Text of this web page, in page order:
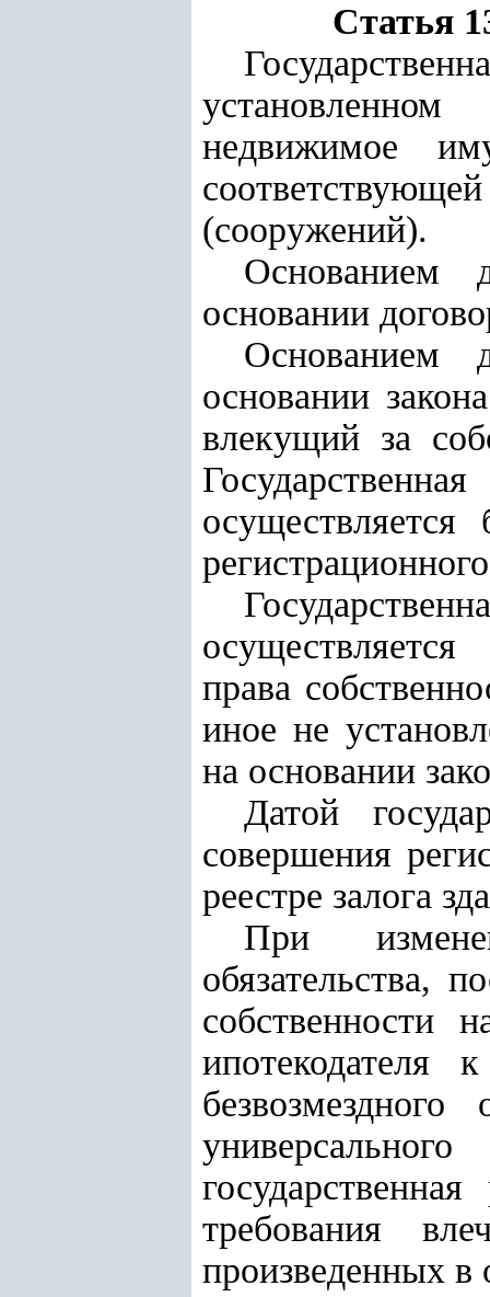
Статья
недвижимое
(сооружений).
Основанием
основании
Основанием
основании
влекущий за
права
иное не
на основании
Датой
совершения
реестре залога
При
обязательства,
ипотекодателя
требования
произведенных в